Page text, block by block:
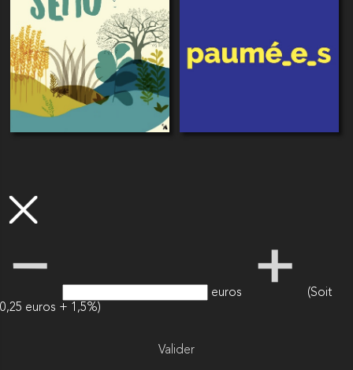
euros
(Soit
0,25 euros + 1,5%)
Valider